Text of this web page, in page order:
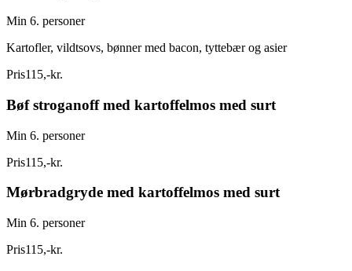
Min 6. personer
Kartofler, vildtsovs, bønner med bacon, tyttebær og asier
Pris115,-kr.
Bøf stroganoff med kartoffelmos med surt
Min 6. personer
Pris115,-kr.
Mørbradgryde med kartoffelmos med surt
Min 6. personer
Pris115,-kr.